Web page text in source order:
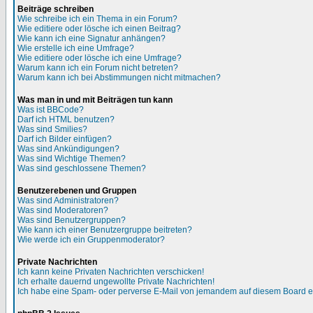
Beiträge schreiben
Wie schreibe ich ein Thema in ein Forum?
Wie editiere oder lösche ich einen Beitrag?
Wie kann ich eine Signatur anhängen?
Wie erstelle ich eine Umfrage?
Wie editiere oder lösche ich eine Umfrage?
Warum kann ich ein Forum nicht betreten?
Warum kann ich bei Abstimmungen nicht mitmachen?
Was man in und mit Beiträgen tun kann
Was ist BBCode?
Darf ich HTML benutzen?
Was sind Smilies?
Darf ich Bilder einfügen?
Was sind Ankündigungen?
Was sind Wichtige Themen?
Was sind geschlossene Themen?
Benutzerebenen und Gruppen
Was sind Administratoren?
Was sind Moderatoren?
Was sind Benutzergruppen?
Wie kann ich einer Benutzergruppe beitreten?
Wie werde ich ein Gruppenmoderator?
Private Nachrichten
Ich kann keine Privaten Nachrichten verschicken!
Ich erhalte dauernd ungewollte Private Nachrichten!
Ich habe eine Spam- oder perverse E-Mail von jemandem auf diesem Board